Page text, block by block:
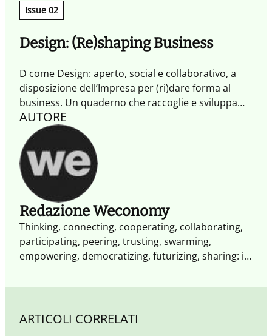
Issue 02
Design: (Re)shaping Business
D come Design: aperto, social e collaborativo, a
disposizione dell’Impresa per (ri)dare forma al
business. Un quaderno che raccoglie e sviluppa
spunti e contributi emersi durante l’evento Making
Together.
AUTORE
Redazione Weconomy
Thinking, connecting, cooperating, collaborating,
participating, peering, trusting, swarming,
empowering, democratizing, futurizing, sharing: il
il XXI secolo è il secolo dell'impresa collaborativa.
dell'economia del Noi: più aperta, più
ARTICOLI CORRELATI